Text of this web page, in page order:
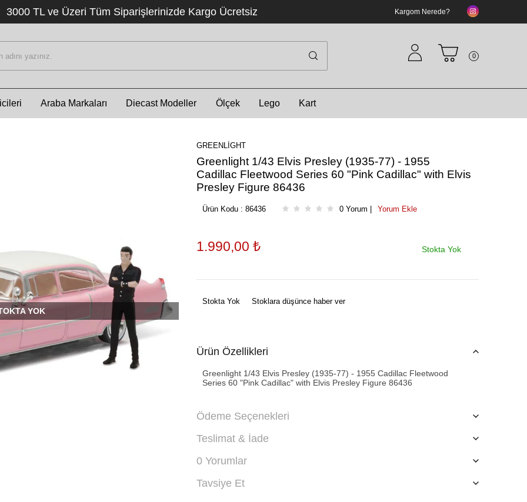
3000 TL ve Üzeri Tüm Siparişlerinizde Kargo Ücretsiz Kargom Nerede?
0
Araba Markaları Diecast Modeller Ölçek Lego Kart
YOK
GREENLIGHT
Greenlight 1/43 Elvis Presley (1935-77) - 1955
Cadillac Fleetwood Series 60 "Pink Cadillac" with Elvis
Presley Figure 86436
Ürün Kodu : 86436 0 Yorum | Yorum Ekle
1.990,00 ₺ Stokta Yok
Stokta Yok Stoklara düşünce haber ver
Ürün Özellikleri
Greenlight 1/43 Elvis Presley (1935-77) - 1955 Cadillac Fleetwood
Series 60 "Pink Cadillac" with Elvis Presley Figure 86436
Ödeme Seçenekleri
Teslimat & İade
0 Yorumlar
Tavsiye Et